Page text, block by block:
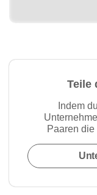
Teile
Indem
Paaren